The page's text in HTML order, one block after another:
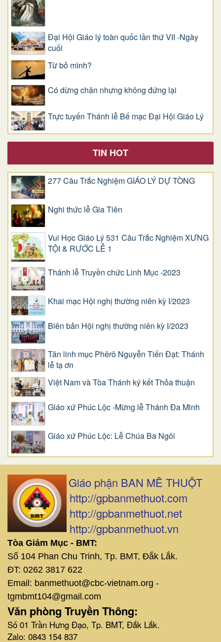
Đại Hội Giáo lý toàn quốc lần thứ VII -Ngày
cuối
Từ bỏ mình?
Có dừng chân nhưng không đứng lại
Trực tuyến Thánh lễ Bế mạc Đại Hội Giáo Lý
TIN HOT
277 Câu Trắc Nghiệm GIÁO LÝ DỰ TÒNG
Nghi thức lễ Gia Tiên
Vui Học Giáo Lý 531 Câu Trắc Nghiệm XƯNG
TỘI & RƯỚC LỄ 1
Thánh lễ Truyền chức Linh Mục -2023
Khai mạc Hội nghị thường niên kỳ I/2023
Biên bản Hội nghị thường niên kỳ I/2023
Tân linh mục Phêrô Nguyễn Tiến Đạt: Thánh
lễ tạ ơn
Việt Nam và Tòa Thánh ký kết Thỏa thuận
Giáo xứ Phúc Lộc -Mừng lễ Thánh Đa Minh
Giáo xứ Phúc Lộc: Lễ Chúa Ba Ngôi
Giáo phận BAN MÊ THUỘT
http://gpbanmethuot.com
http://gpbanmethuot.net
http://gpbanmethuot.vn
Tòa Giám Mục - BMT:
Số 104 Phan Chu Trinh, Tp. BMT, Đắk Lắk.
ĐT: 0262 3817 622
Email: banmethuot@cbc-vietnam.org -
tgmbmt104@gmail.com
Văn phòng Truyền Thông:
Số 01 Trần Hưng Đạo, Tp. BMT, Đắk Lắk.
Zalo: 0843 154 837